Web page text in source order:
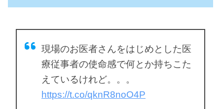
現場のお医者さんをはじめとした医
療従事者の使命感で何とか持ちこた
えているけれど。。。
https://t.co/qknR8noO4P